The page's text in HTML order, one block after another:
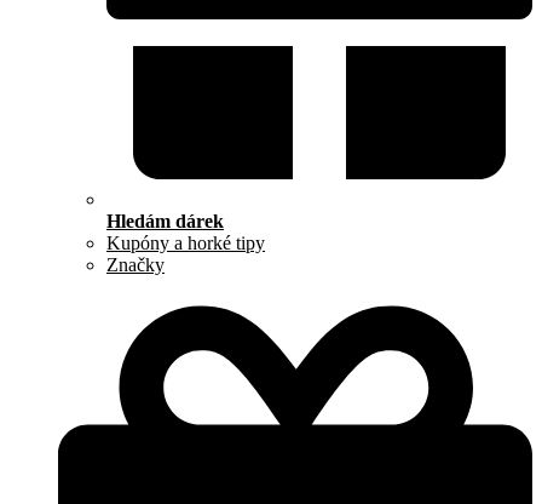
Hledám dárek
Kupóny a horké tipy
Značky